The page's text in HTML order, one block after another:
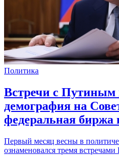
Политика
Встречи с Путиным
демография на
федеральная
Первый месяц весны в
ознаменовался тремя